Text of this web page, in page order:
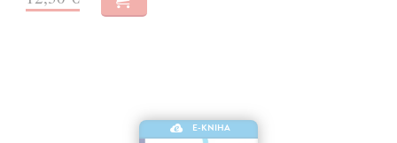
E-KNIHA